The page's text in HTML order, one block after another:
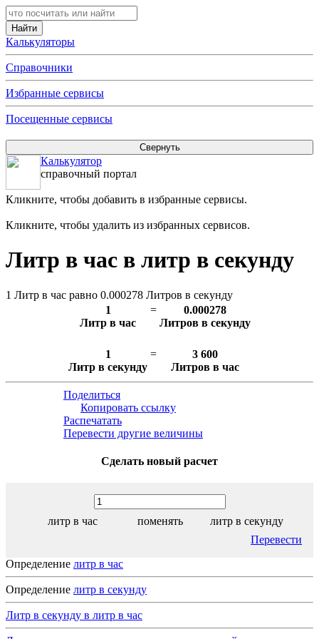
Калькуляторы
Справочники
Избранные сервисы
Посещенные сервисы
Калькулятор
справочный портал
Кликните, чтобы добавить в избранные сервисы.
Кликните, чтобы удалить из избранных сервисов.
Литр в час в литр в секунду
1 Литр в час равно 0.000278 Литров в секунду
1
Литр в час
=
0.000278
Литров в секунду
1
Литр в секунду
=
3 600
Литров в час
Поделиться
Копировать ссылку
Распечатать
Перевести другие величины
Сделать новый расчет
литр в час поменять
литр в секунду
Перевести
Определение литр в час
Определение литр в секунду
Литр в секунду в литр в час